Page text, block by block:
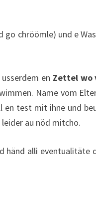
go chröömle) und e
en Zettel wo
Name vom
en test mit ihne und
au nöd mitcho.
händ alli